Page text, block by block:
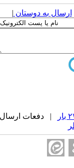
به دوستان|
| دفعات ارسال